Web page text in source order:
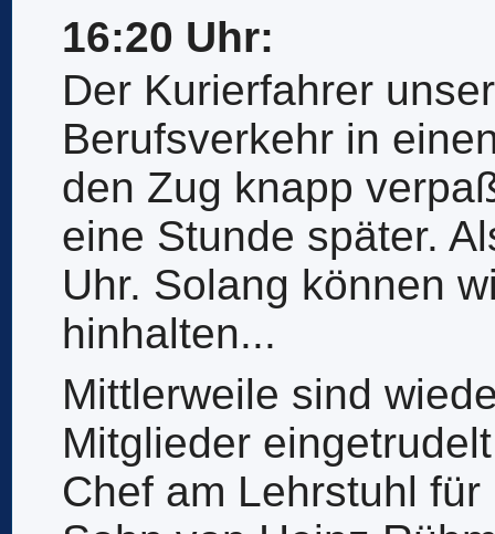
16:20 Uhr:
Der Kurierfahrer
Berufsverkehr in
den Zug knapp
eine Stunde später.
Uhr. Solang können
hinhalten...
Mittlerweile sind
Mitglieder
Chef am Lehrstuhl